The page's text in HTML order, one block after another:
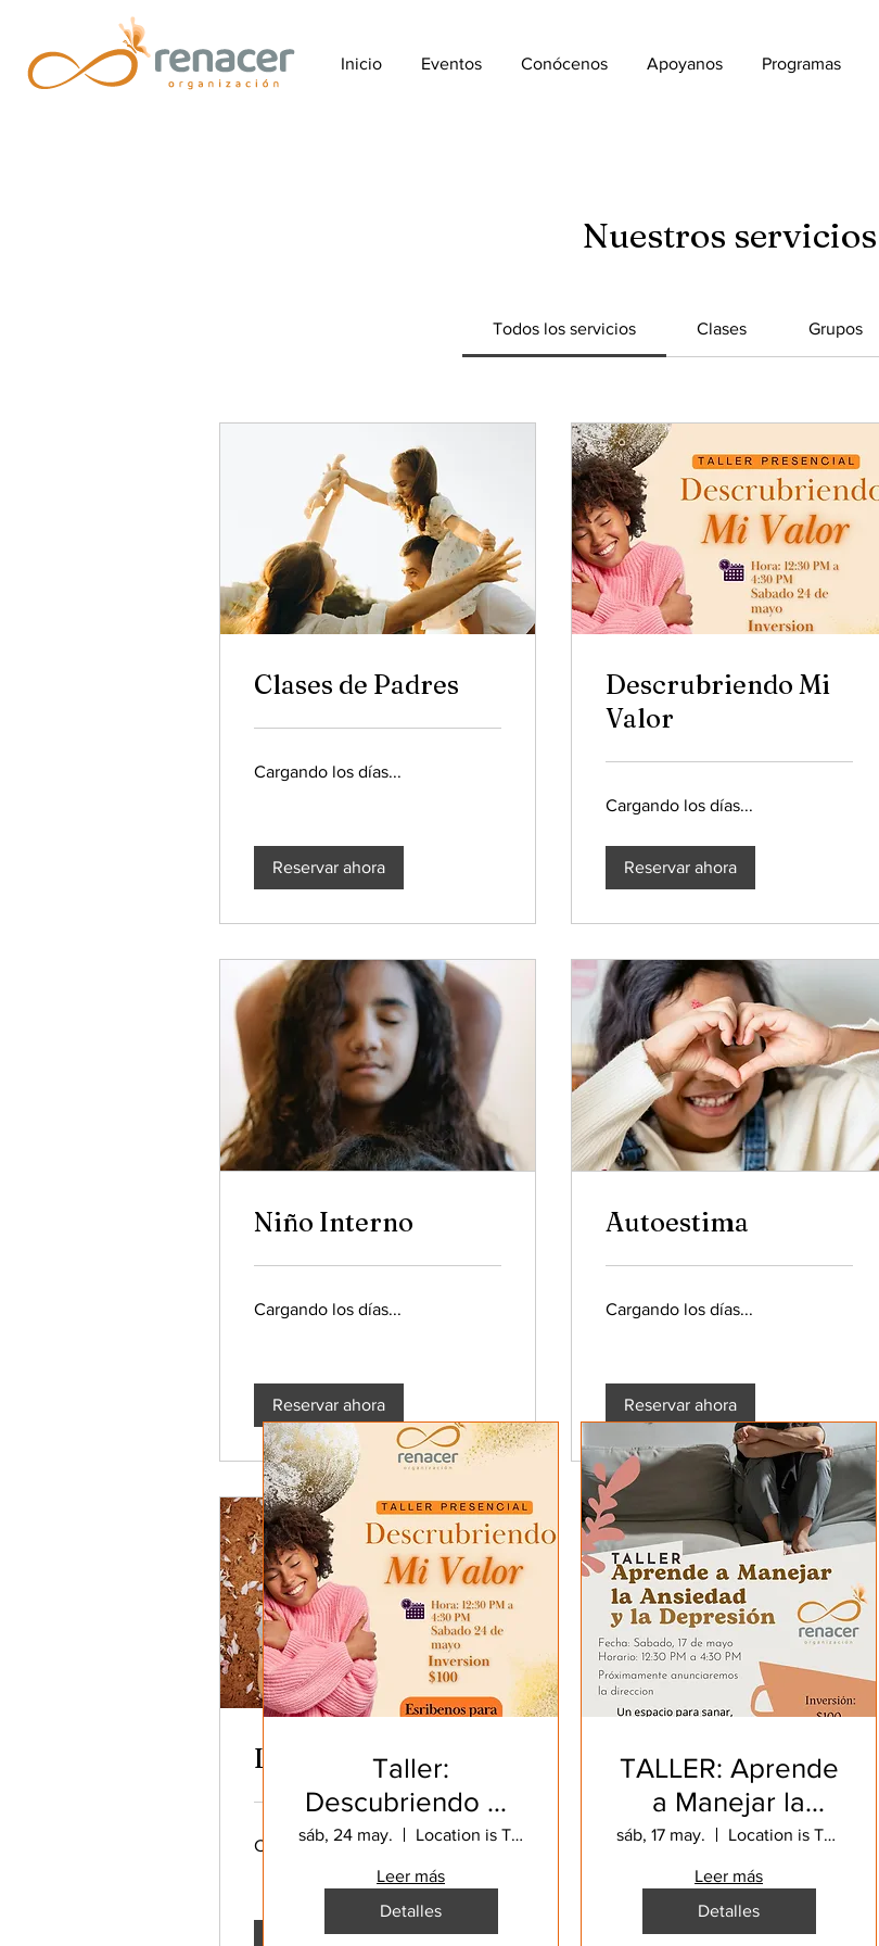
Inicio Eventos Conócenos Apoyanos Programas
Nuestros servicios
Todos los servicios Clases Grupos
Clases de Padres
Cargando los días...
Reservar ahora
Descrubriendo Mi
Valor
Cargando los días...
Reservar ahora
Niño Interno
Cargando los días...
Reservar ahora
Autoestima
Cargando los días...
Reservar ahora
Limites Saludables
Cargando los días...
Taller:
Descubriendo mi
Valor
sáb, 24 may. Location is TBD
Leer más
Detalles
TALLER: Aprende
a Manejar la
Ansiedad y la
Depresión
sáb, 17 may. Location is TBD
Leer más
Detalles